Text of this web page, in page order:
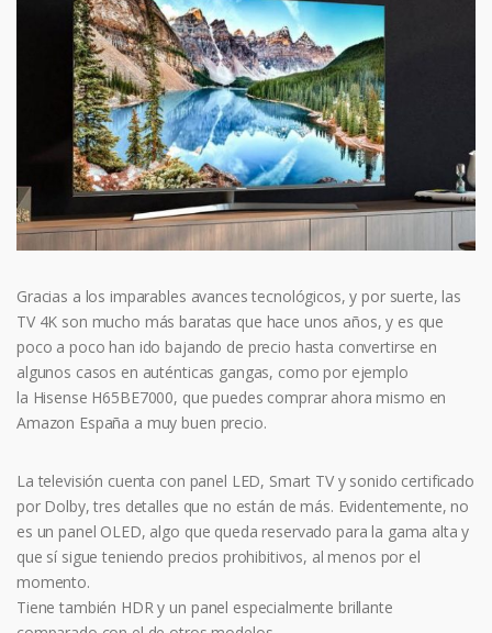
Gracias a los imparables avances tecnológicos, y por suerte, las
TV 4K son mucho más baratas que hace unos años, y es que
poco a poco han ido bajando de precio hasta convertirse en
algunos casos en auténticas gangas, como por ejemplo
la Hisense H65BE7000, que puedes comprar ahora mismo en
Amazon España a muy buen precio.
La televisión cuenta con panel LED, Smart TV y sonido certificado
por Dolby, tres detalles que no están de más. Evidentemente, no
es un panel OLED, algo que queda reservado para la gama alta y
que sí sigue teniendo precios prohibitivos, al menos por el
momento.
Tiene también HDR y un panel especialmente brillante